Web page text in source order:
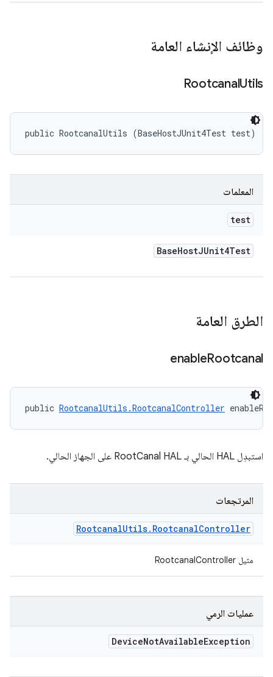
وظائف الإنشاء العامة
RootcanalUtils
public RootcanalUtils (BaseHostJUnit4Test test)
المعلمات
test
BaseHostJUnit4Test
الطرق العامة
enableRootcanal
public RootcanalUtils.RootcanalController
استبدِل HAL الحالي بـ RootCanal HAL على الجهاز الحالي.
المرتجعات
RootcanalUtils. RootcanalController
مثيل RootcanalController
عمليات الرمي
DeviceNotAvailableException